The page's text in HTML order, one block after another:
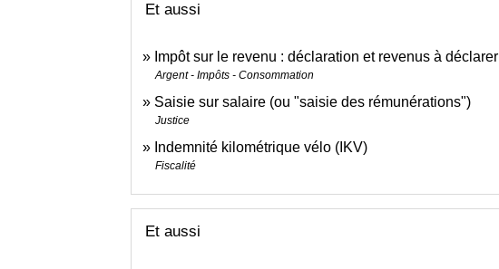
Et aussi
Impôt sur le revenu : déclaration et revenus à déclarer
Argent - Impôts - Consommation
Saisie sur salaire (ou "saisie des rémunérations")
Justice
Indemnité kilométrique vélo (IKV)
Fiscalité
Et aussi